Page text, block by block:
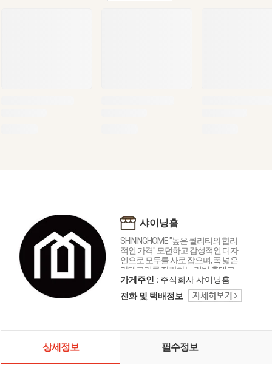
샤이닝홈
SHININGHOME "높은 퀄리티외 합리
적인 가격" 모던하고 감성적인 디자
인으로 모두를 사로 잡으며, 폭 넓은
카테고리를 자랑하는 리빙 홈데코
인테리어 샤이닝홈입니다.
가게주인 : 주식회사 샤이닝홈
전화 및 택배정보
상세정보 필수정보